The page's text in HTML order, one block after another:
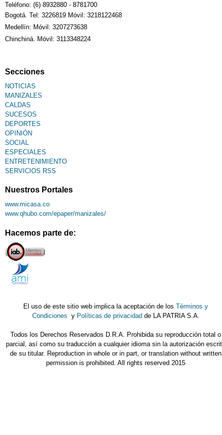
Teléfono: (6) 8932880 - 8781700
Bogotá. Tel: 3226819 Móvil: 3218122468
Medellín: Móvil: 3207273638
Chinchiná. Móvil: 3113348224
Secciones
NOTICIAS
MANIZALES
CALDAS
SUCESOS
DEPORTES
OPINIÓN
SOCIAL
ESPECIALES
ENTRETENIMIENTO
SERVICIOS RSS
Nuestros Portales
www.micasa.co
www.qhubo.com/epaper/manizales/
Hacemos parte de:
El uso de este sitio web implica la aceptación de losTérminos y
Condiciones y Políticas de privacidad de LA PATRIA S.A.
Todos los Derechos Reservados D.R.A. Prohibida su reproducción total o
parcial, así como su traducción a cualquier idioma sin la autorización
de su titular. Reproduction in whole or in part, or translation without written
permission is prohibited. All rights reserved 2015